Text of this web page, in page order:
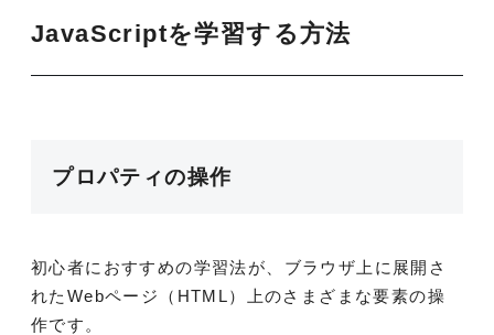
JavaScriptを学習する方法
プロパティの操作
初心者におすすめの学習法が、ブラウザ上に展開さ
れたWebページ（HTML）上のさまざまな要素の操
作です。